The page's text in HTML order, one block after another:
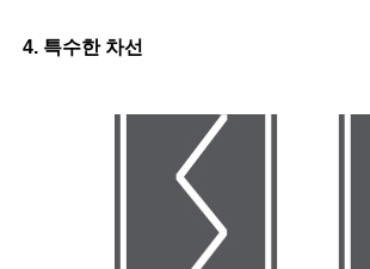
4. 특수한 차선